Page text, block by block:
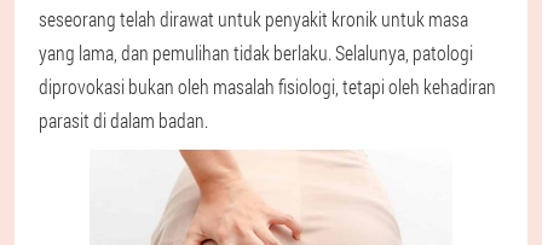
seseorang telah dirawat untuk penyakit kronik untuk masa
yang lama, dan pemulihan tidak berlaku. Selalunya, patologi
diprovokasi bukan oleh masalah fisiologi, tetapi oleh kehadiran
parasit di dalam badan.